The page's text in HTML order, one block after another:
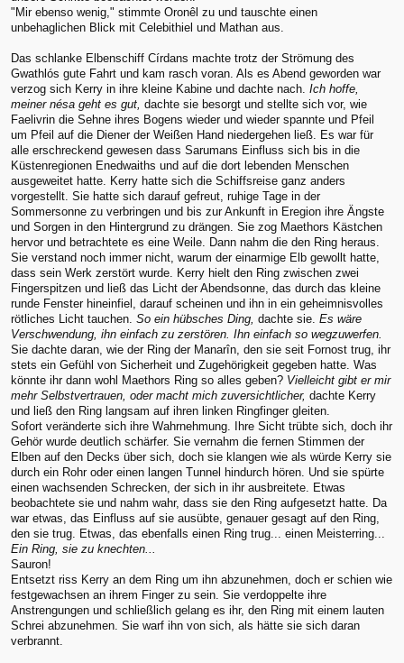
"Mir ebenso wenig," stimmte Oronêl zu und tauschte einen
unbehaglichen Blick mit Celebithiel und Mathan aus.
Das schlanke Elbenschiff Círdans machte trotz der Strömung des
Gwathlós gute Fahrt und kam rasch voran. Als es Abend geworden war
verzog sich Kerry in ihre kleine Kabine und dachte nach. Ich hoffe,
meiner nésa geht es gut, dachte sie besorgt und stellte sich vor, wie
Faelivrin die Sehne ihres Bogens wieder und wieder spannte und Pfeil
um Pfeil auf die Diener der Weißen Hand niedergehen ließ. Es war für
alle erschreckend gewesen dass Sarumans Einfluss sich bis in die
Küstenregionen Enedwaiths und auf die dort lebenden Menschen
ausgeweitet hatte. Kerry hatte sich die Schiffsreise ganz anders
vorgestellt. Sie hatte sich darauf gefreut, ruhige Tage in der
Sommersonne zu verbringen und bis zur Ankunft in Eregion ihre Ängste
und Sorgen in den Hintergrund zu drängen. Sie zog Maethors Kästchen
hervor und betrachtete es eine Weile. Dann nahm die den Ring heraus.
Sie verstand noch immer nicht, warum der einarmige Elb gewollt hatte,
dass sein Werk zerstört wurde. Kerry hielt den Ring zwischen zwei
Fingerspitzen und ließ das Licht der Abendsonne, das durch das kleine
runde Fenster hineinfiel, darauf scheinen und ihn in ein geheimnisvolles
rötliches Licht tauchen. So ein hübsches Ding, dachte sie. Es wäre
Verschwendung, ihn einfach zu zerstören. Ihn einfach so wegzuwerfen.
Sie dachte daran, wie der Ring der Manarîn, den sie seit Fornost trug, ihr
stets ein Gefühl von Sicherheit und Zugehörigkeit gegeben hatte. Was
könnte ihr dann wohl Maethors Ring so alles geben? Vielleicht gibt er mir
mehr Selbstvertrauen, oder macht mich zuversichtlicher, dachte Kerry
und ließ den Ring langsam auf ihren linken Ringfinger gleiten.
Sofort veränderte sich ihre Wahrnehmung. Ihre Sicht trübte sich, doch ihr
Gehör wurde deutlich schärfer. Sie vernahm die fernen Stimmen der
Elben auf den Decks über sich, doch sie klangen wie als würde Kerry sie
durch ein Rohr oder einen langen Tunnel hindurch hören. Und sie spürte
einen wachsenden Schrecken, der sich in ihr ausbreitete. Etwas
beobachtete sie und nahm wahr, dass sie den Ring aufgesetzt hatte. Da
war etwas, das Einfluss auf sie ausübte, genauer gesagt auf den Ring,
den sie trug. Etwas, das ebenfalls einen Ring trug... einen Meisterring...
Ein Ring, sie zu knechten...
Sauron!
Entsetzt riss Kerry an dem Ring um ihn abzunehmen, doch er schien wie
festgewachsen an ihrem Finger zu sein. Sie verdoppelte ihre
Anstrengungen und schließlich gelang es ihr, den Ring mit einem lauten
Schrei abzunehmen. Sie warf ihn von sich, als hätte sie sich daran
verbrannt.